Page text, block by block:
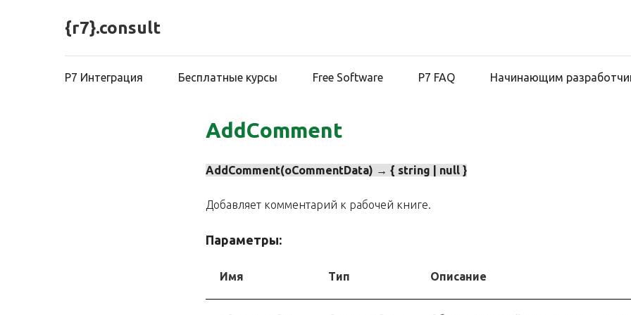
{r7}.consult
Р7 Интеграция Бесплатные курсы Free Software Р7 FAQ Начинающим
AddComment
AddComment(oCommentData) → { string | null }
Добавляет комментарий к рабочей книге.
Параметры:
Имя Тип Описание